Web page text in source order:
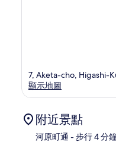
7, Aketa-cho, Higashi-
顯示地圖
附近景點
河原町通 - 步行 4 分